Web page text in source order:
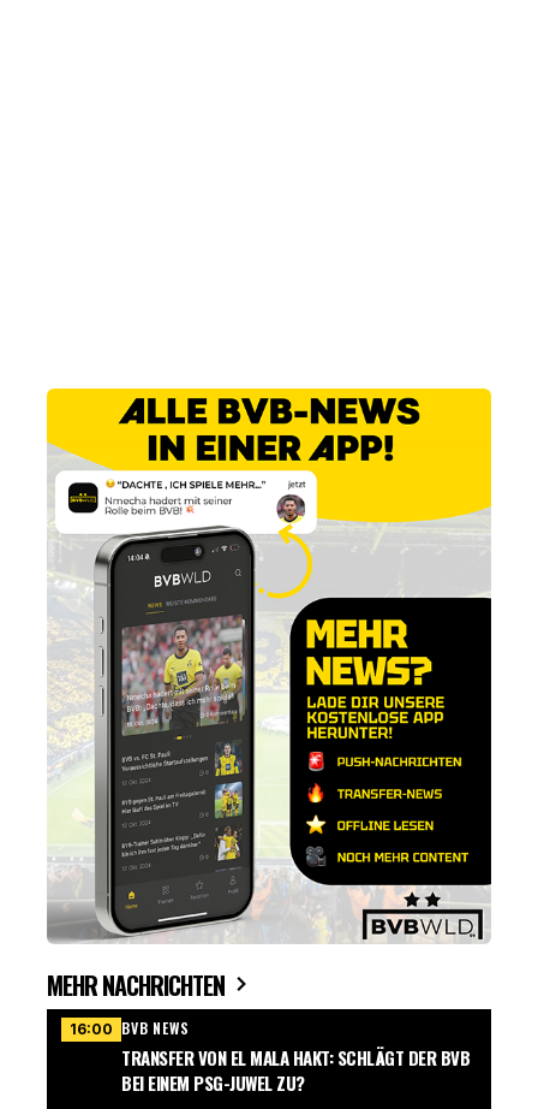
MEHR NACHRICHTEN
16:00 BVB NEWS
TRANSFER VON EL MALA HAKT: SCHLÄGT DER BVB
BEI EINEM PSG-JUWEL ZU?